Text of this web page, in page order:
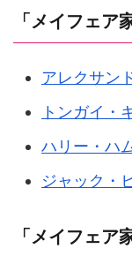
「メイフェア
アレクサン
トンガイ・
ハリー・ハ
ジャック・
「メイフェア